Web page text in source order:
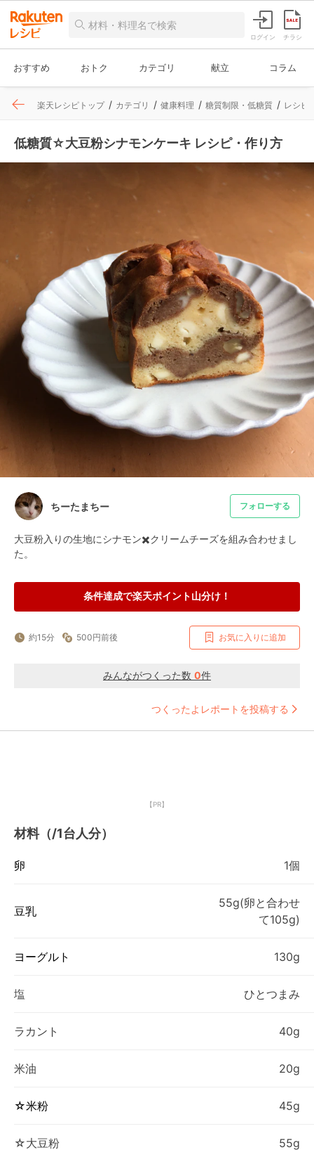
ログイン チラシ
おすすめ おトク カテゴリ 献立 コラム
楽天レシピトップ カテゴリ 健康料理 糖質制限・低糖質 レシピ
低糖質☆大豆粉シナモンケーキ レシピ・作り方
ちーたまちー フォローする
大豆粉入りの生地にシナモン✖️クリームチーズを組み合わせまし
た。
条件達成で楽天ポイント山分け！
約15分 500円前後 お気に入りに追加
みんながつくった数 0件
つくったよレポートを投稿する
【PR】
材料（/1台人分）
卵 1個
豆乳
55g(卵と合わせ
て105g)
ヨーグルト 130g
塩 ひとつまみ
ラカント 40g
米油 20g
☆米粉 45g
☆大豆粉 55g